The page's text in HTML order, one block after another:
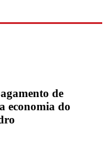
de
economia do